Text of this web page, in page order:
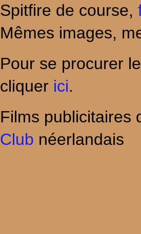
Spitfire de course,
Mêmes images,
Pour se procurer
cliquer ici.
Films publicitaires
Club néerlandais